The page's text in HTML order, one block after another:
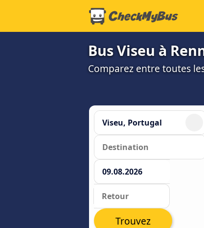
Bus Viseu à
Comparez entre toutes
Trouvez